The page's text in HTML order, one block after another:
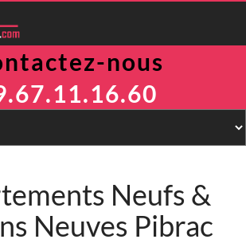
nous
Neufs &
Neuves Pibrac